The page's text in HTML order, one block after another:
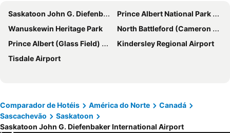
Saskatoon John G. Diefenbaker International Airport
Prince Albert National Park of Canada
Wanuskewin Heritage Park
North Battleford (Cameron McIntosh) Airport
Prince Albert (Glass Field) Airport
Kindersley Regional Airport
Tisdale Airport
Comparador de Hotéis América do Norte
Canadá
Sascachevão
Saskatoon
Saskatoon John G. Diefenbaker International Airport